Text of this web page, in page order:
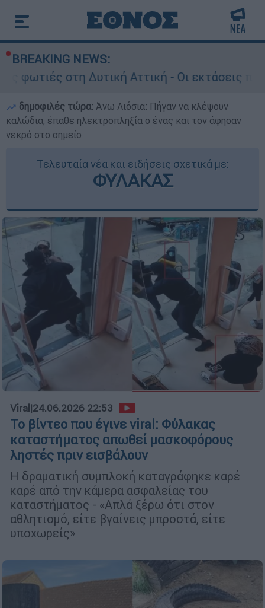
BREAKING NEWS:
Αττική - Οι εκτάσεις που κάηκαν και
δημοφιλές τώρα: Άνω Λιόσια: Πήγαν να κλέψουν
καλώδια, έπαθε ηλεκτροπληξία ο ένας και τον άφησαν
νεκρό στο σημείο
Τελευταία νέα και ειδήσεις σχετικά με:
ΦΥΛΑΚΑΣ
Viral |24.06.2026 22:53
Το βίντεο που έγινε viral: Φύλακας
καταστήματος απωθεί μασκοφόρους
ληστές πριν εισβάλουν
Η δραματική συμπλοκή καταγράφηκε καρέ
καρέ από την κάμερα ασφαλείας του
καταστήματος - «Απλά ξέρω ότι στον
αθλητισμό, είτε βγαίνεις μπροστά, είτε
υποχωρείς»